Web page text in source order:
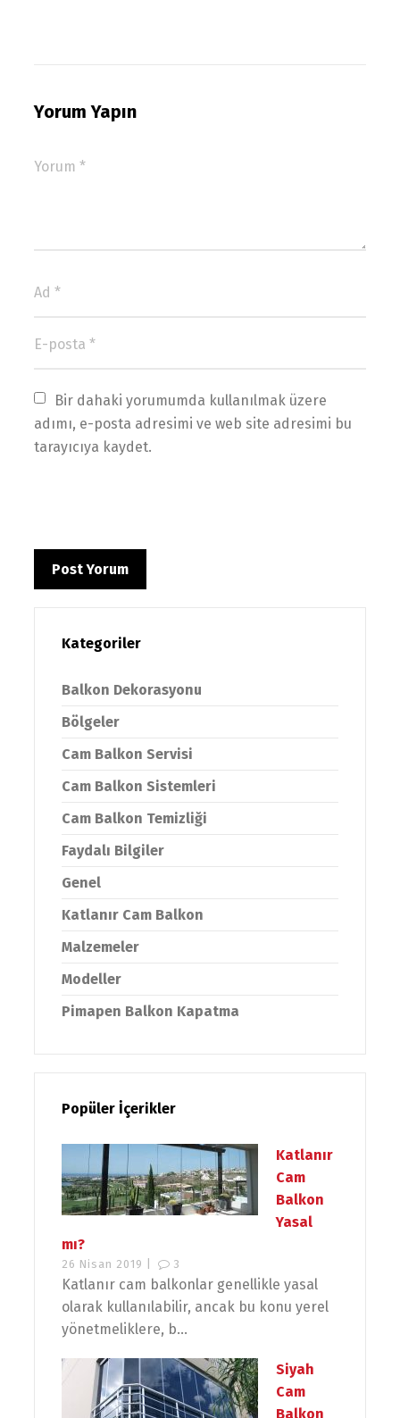
Yorum Yapın
Bir dahaki yorumumda kullanılmak üzere
adımı, e-posta adresimi ve web site adresimi bu
tarayıcıya kaydet.
Kategoriler
Balkon Dekorasyonu
Bölgeler
Cam Balkon Servisi
Cam Balkon Sistemleri
Cam Balkon Temizliği
Faydalı Bilgiler
Genel
Katlanır Cam Balkon
Malzemeler
Modeller
Pimapen Balkon Kapatma
Popüler İçerikler
Katlanır
Cam
Balkon
Yasal
mı?
26 Nisan 2019 | 3
Katlanır cam balkonlar genellikle yasal
olarak kullanılabilir, ancak bu konu yerel
yönetmeliklere, b...
Siyah
Cam
Balkon